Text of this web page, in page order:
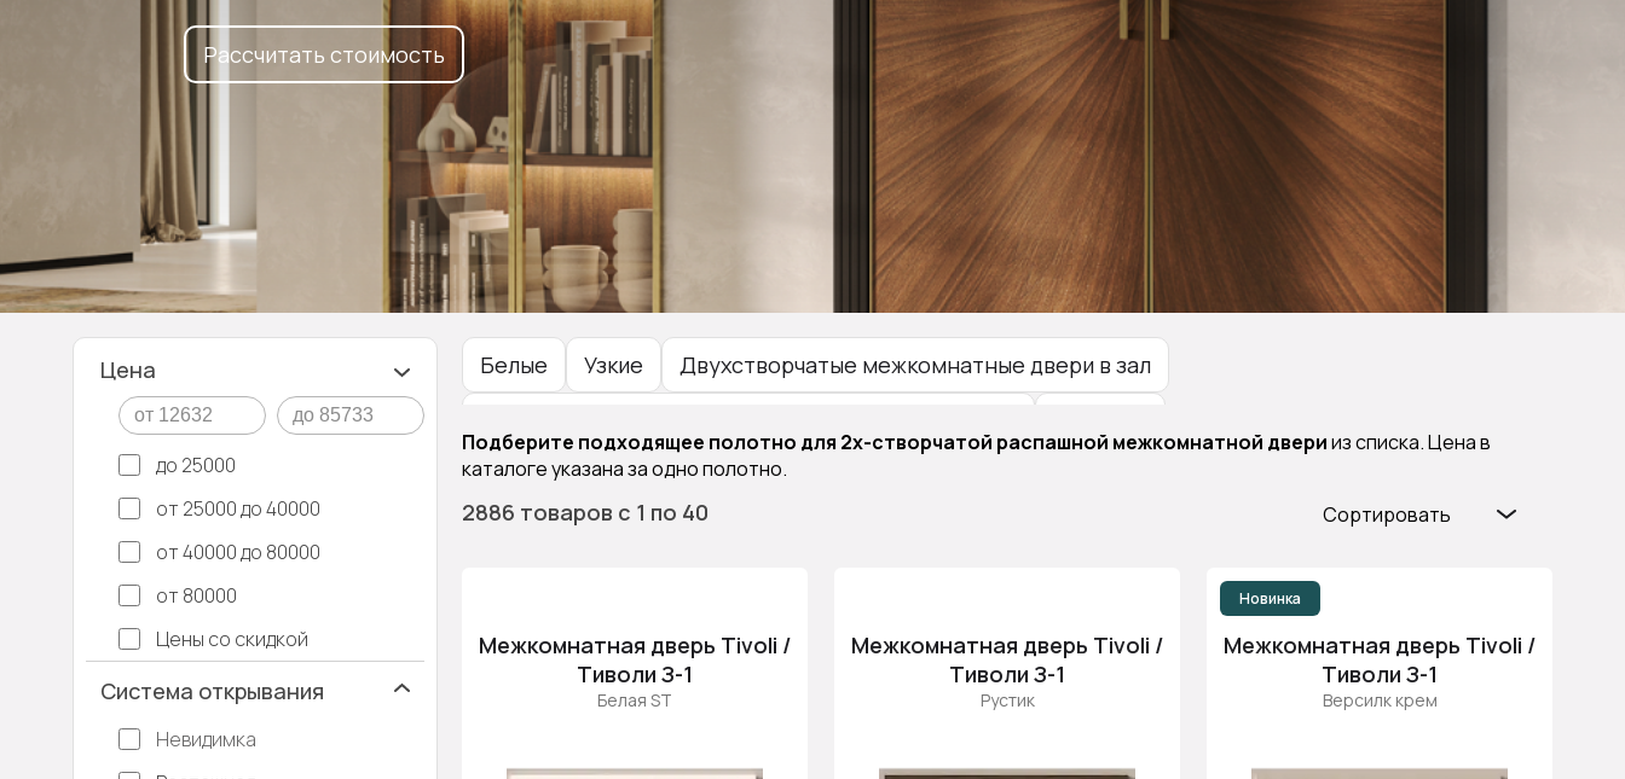
Рассчитать стоимость
Цена
до 25000
от 25000 до 40000
от 40000 до 80000
от 80000
Цены со скидкой
Система открывания
Невидимка
Белые Узкие
Двухстворчатые межкомнатные двери в зал
Двухстворчатые двери с чёрной кромкой
Межкомнатные стеклянные двойные двери
Подберите подходящее полотно для 2х-створчатой распашной межкомнатной дверииз списка. Цена в
каталоге указана за одно полотно.
2886 товаров с 1 по 40
Сортировать
Cначала новинки
Cначала скидки
Межкомнатная дверь Tivoli /
Тиволи З-1
Белая ST
Межкомнатная дверь Tivoli /
Тиволи З-1
Рустик
Новинка
Межкомнатная дверь Tivoli /
Тиволи З-1
Версилк крем